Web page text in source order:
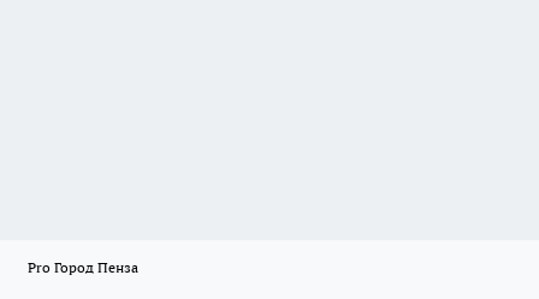
Pro Город Пенза